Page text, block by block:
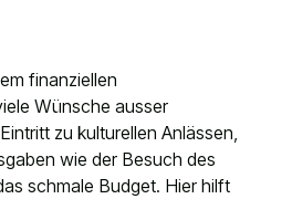
finanziellen
Wünsche ausser
zu kulturellen Anlässen,
wie der Besuch des
schmale Budget. Hier hilft